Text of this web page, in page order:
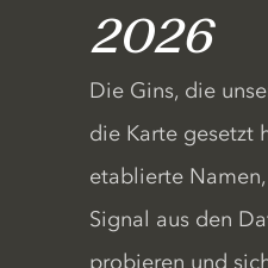
2026
Die Gins, die
die Karte gesetzt
etablierte
Signal aus den
probieren und